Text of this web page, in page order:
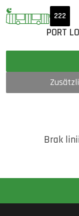
222
PORT
Brak